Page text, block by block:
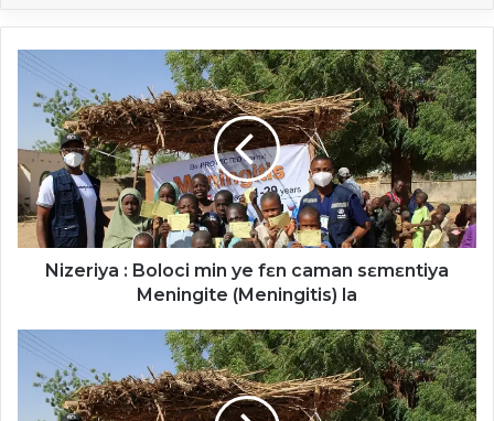
Nizeriya
Boloci
ye
fɛn
caman
sɛmɛntiya
Meningite
(Meningitis)
Nizeriya : Boloci min ye fɛn caman sɛmɛntiya
Meningite (Meningitis) la
Nijeriya
Urukingo
rw'impinduramatwara